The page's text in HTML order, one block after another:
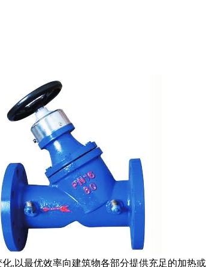
,以最优效率向建筑物各部分提供充足的加热或